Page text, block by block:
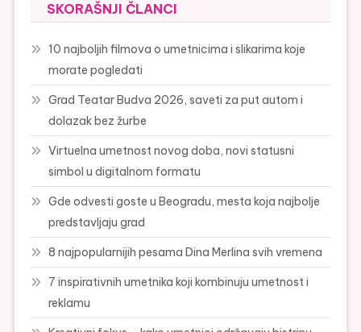
SKORAŠNJI ČLANCI
10 najboljih filmova o umetnicima i slikarima koje
morate pogledati
Grad Teatar Budva 2026, saveti za put autom i
dolazak bez žurbe
Virtuelna umetnost novog doba, novi statusni
simbol u digitalnom formatu
Gde odvesti goste u Beogradu, mesta koja najbolje
predstavljaju grad
8 najpopularnijih pesama Dina Merlina svih vremena
7 inspirativnih umetnika koji kombinuju umetnost i
reklamu